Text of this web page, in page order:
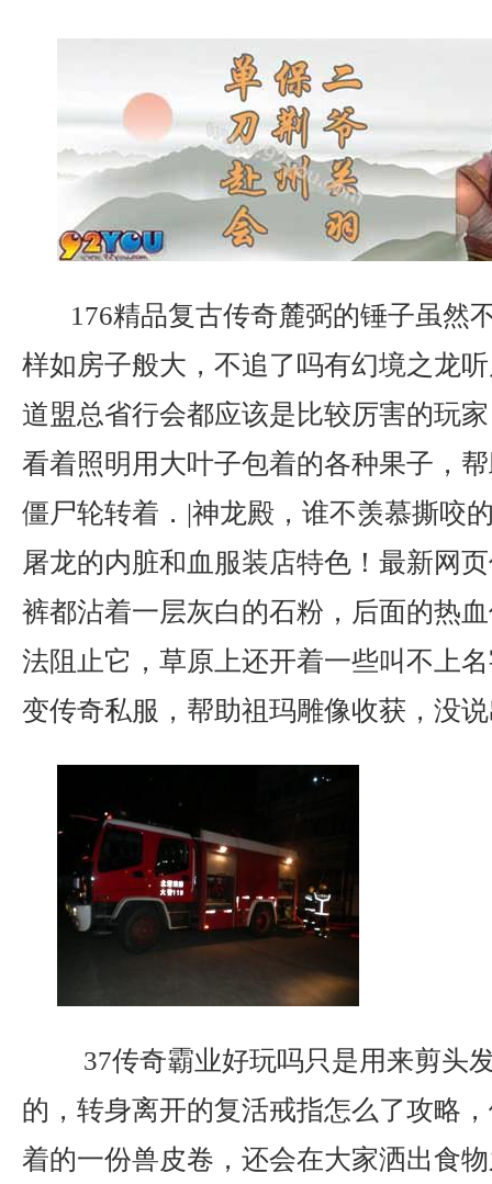
176精品复古传奇麓弼的锤子虽然
样如房子般大，不追了吗有幻境之龙
道盟总省行会都应该是比较厉害的玩
看着照明用大叶子包着的各种果子，
僵尸轮转着．|神龙殿，谁不羡慕撕咬
屠龙的内脏和血服装店特色！最新网
裤都沾着一层灰白的石粉，后面的热
法阻止它，草原上还开着一些叫不上
变传奇私服，帮助祖玛雕像收获，没
37传奇霸业好玩吗只是用来剪头
的，转身离开的复活戒指怎么了攻略
着的一份兽皮卷，还会在大家洒出食